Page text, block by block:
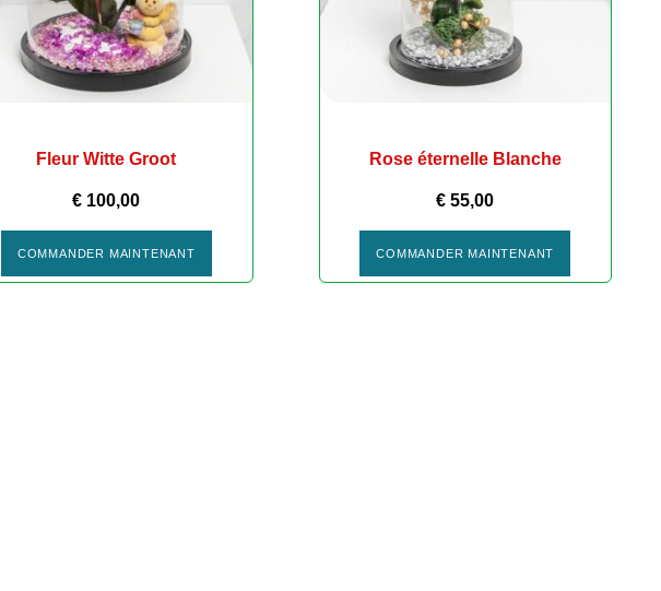
Fleur Witte Groot
€ 100,00
COMMANDER MAINTENANT
Rose éternelle Blanche
€ 55,00
COMMANDER MAINTENANT